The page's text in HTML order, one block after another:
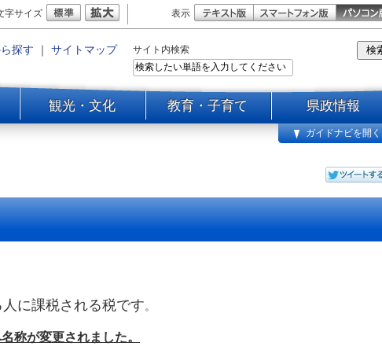
字サイズ 表示
探す ｜ サイトマップ サイト内検索
観光・文化 教育・子育て 県政情報
ガイドナビを開く
に課税される税です。
称が変更されました。